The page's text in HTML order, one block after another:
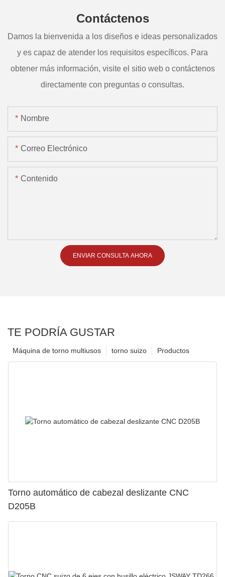
Contáctenos
Damos la bienvenida a los diseños e ideas personalizados
y es capaz de atender los requisitos específicos. Para
obtener más información, visite el sitio web o contáctenos
directamente con preguntas o consultas.
Nombre
Correo Electrónico
Contenido
ENVIAR CONSULTA AHORA
TE PODRÍA GUSTAR
Productos
torno suizo
Máquina de torno multiusos
Torno automático de cabezal deslizante CNC
D205B